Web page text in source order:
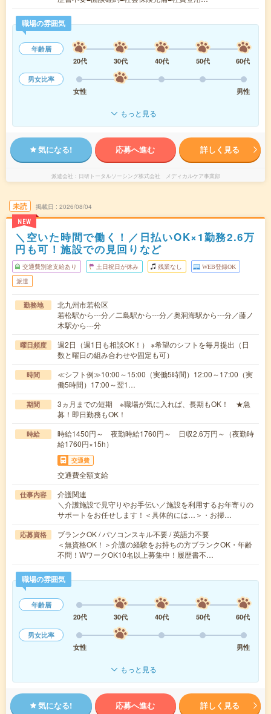
職場の雰囲気
年齢層
20代
30代 40代 50代
60代
男女比率
女性
男性
もっと見る
気になる! 応募へ進む 詳しく見る
派遣会社 日研トータルソーシング株式会社 メディカルケア事業部
未読
NEW
掲載日 2026/08/04
＼空いた時間で働く！／日払いOK×1勤務2.6万
円も可！施設での見回りなど
交通費別途支給あり 土日祝日が休み 残業なし WEB登録OK
派遣
勤務地
北九州市若松区
若松駅から---分／二島駅から---分／奥洞海駅から---分／藤ノ
木駅から---分
曜日頻度
週2日（週1日も相談OK！） ※希望のシフトを毎月提出（日
数と曜日の組み合わせや固定も可）
時間
≪シフト例≫10:00～15:00（実働5時間）12:00～17:00（実
働5時間）17:00～翌1…
期間
3ヵ月までの短期 ※職場が気に入れば、長期もOK！ ★急
募！即日勤務もOK！
時給
時給1450円～ 夜勤時給1760円～ 日収2.6万円～（夜勤時
給1760円×15h）
交通費
交通費全額支給
仕事内容
介護関連
＼介護施設で見守りやお手伝い／施設を利用するお年寄りの
サポートをお任せします！＜具体的には…＞・お掃…
応募資格
ブランクOK / パソコンスキル不要 / 英語力不要
＜無資格OK！＞介護の経験をお持ちの方ブランクOK・年齢
不問！WワークOK10名以上募集中！履歴書不…
職場の雰囲気
年齢層
20代
30代 40代 50代
60代
男女比率
女性
男性
もっと見る
気になる! 応募へ進む 詳しく見る